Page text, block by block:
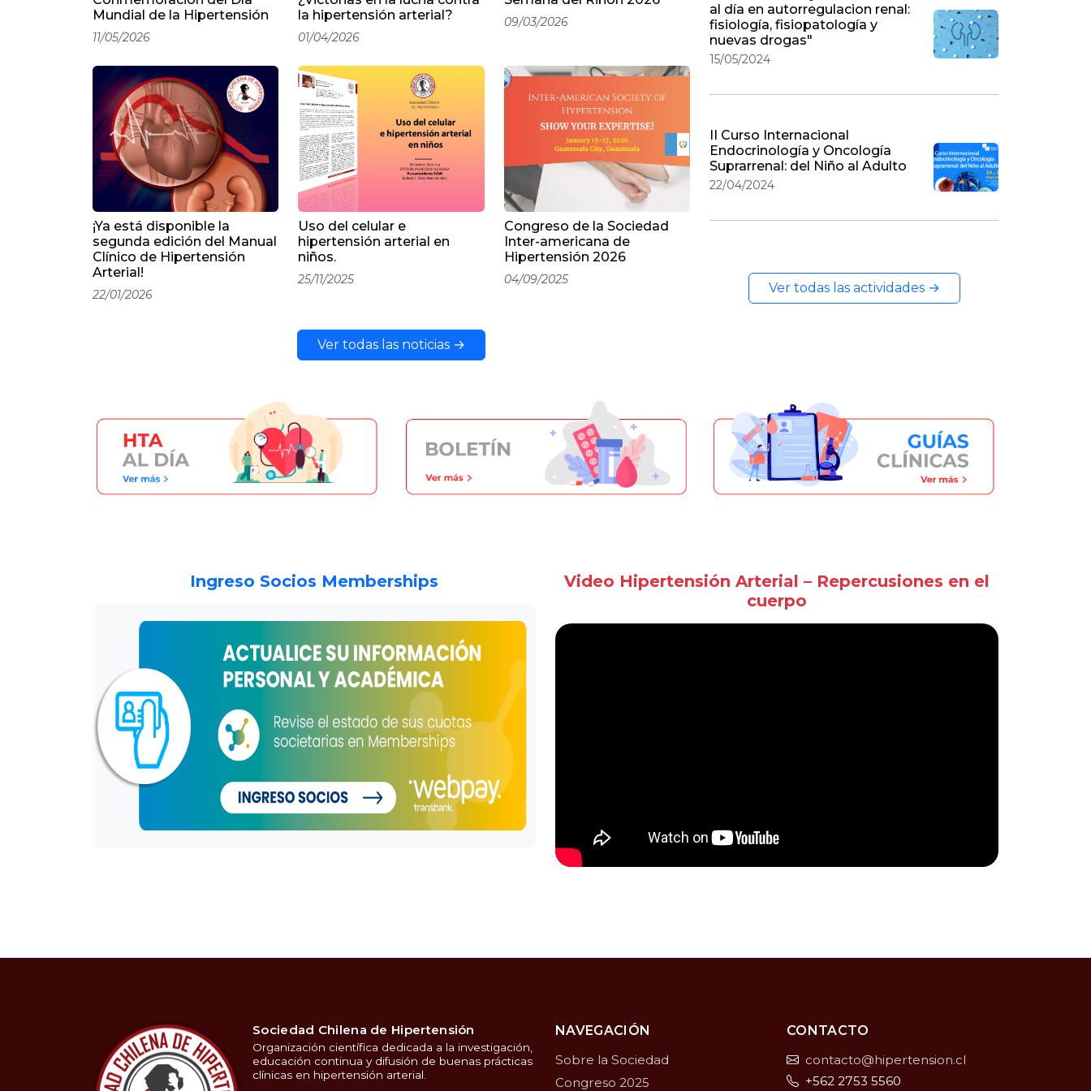
Mundial de la Hipertensión
11/05/2026
la hipertensión arterial?
01/04/2026
09/03/2026
¡Ya está disponible la
segunda edición del ​ Manual
Clínico de Hipertensión
Arterial!
22/01/2026
Uso del celular e
hipertensión arterial en
niños.
25/11/2025
Congreso de la Sociedad
Inter-americana de
Hipertensión 2026
04/09/2025
Ver todas las noticias →
al día en autorregulacion renal:
fisiología, fisiopatología y
nuevas drogas"
15/05/2024
II Curso Internacional
Endocrinología y Oncología
Suprarrenal: del Niño al Adulto
22/04/2024
Ver todas las actividades →
Ingreso Socios Memberships
Video Hipertensión Arterial – Repercusiones en el
cuerpo
Sociedad Chilena de Hipertensión
Organización científica dedicada a la investigación,
educación continua y difusión de buenas prácticas
clínicas en hipertensión arterial.
NAVEGACIÓN
Sobre la Sociedad
Congreso 2025
CONTACTO
contacto@hipertension.cl
+562 2753 5560